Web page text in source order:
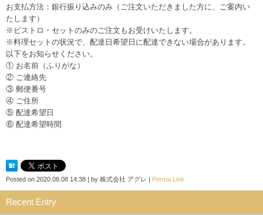
お支払方法：銀行振り込みのみ（ご注文いただきました方に、ご案内い
たします）
※ビストロ・セットのみのご注文もお受けいたします。
※料理セットの状況で、配達日希望日に配達できない場合があります。
以下をお知らせください。
① お名前（ふりがな）
② ご連絡先
③ 郵便番号
④ ご住所
⑤ 配達希望日
⑥ 配達希望時間
Posted on 2020.08.08 14:38 | by 株式会社 アグレ | Perma Link
Recent Entry